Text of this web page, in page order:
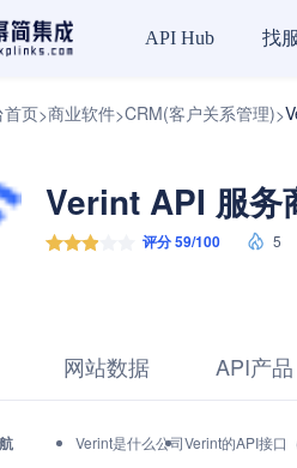
API Hub 找
首页>商业软件>CRM(客户关系管理)>
Verint API 服务
评分 59/100 5
网站数据 API产品
Verint是什么公司Verint的API接口